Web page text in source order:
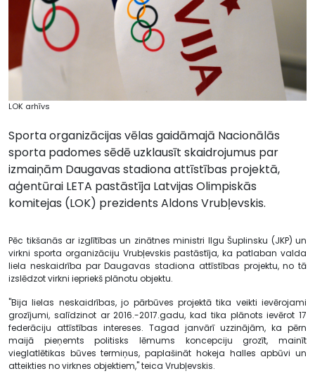
LOK arhīvs
Sporta organizācijas vēlas gaidāmajā Nacionālās
sporta padomes sēdē uzklausīt skaidrojumus par
izmaiņām Daugavas stadiona attīstības projektā,
aģentūrai LETA pastāstīja Latvijas Olimpiskās
komitejas (LOK) prezidents Aldons Vrubļevskis.
Pēc tikšanās ar izglītības un zinātnes ministri Ilgu Šuplinsku (JKP) un
virkni sporta organizāciju Vrubļevskis pastāstīja, ka patlaban valda
liela neskaidrība par Daugavas stadiona attīstības projektu, no tā
izslēdzot virkni iepriekš plānotu objektu.
"Bija lielas neskaidrības, jo pārbūves projektā tika veikti ievērojami
grozījumi, salīdzinot ar 2016.-2017.gadu, kad tika plānots ievērot 17
federāciju attīstības intereses. Tagad janvārī uzzinājām, ka pērn
maijā pieņemts politisks lēmums koncepciju grozīt, mainīt
vieglatlētikas būves termiņus, paplašināt hokeja halles apbūvi un
atteikties no virknes objektiem," teica Vrubļevskis.